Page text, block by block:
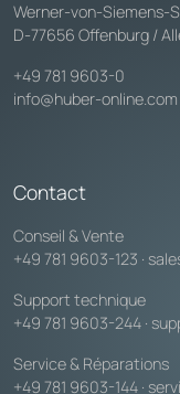
Werner-von-Siemens-
D-77656 Offenburg /
+49 781 9603-0
info@huber-online.com
Contact
Conseil & Vente
+49 781 9603-123 ·
Support technique
+49 781 9603-244 ·
Service & Réparations
+49 781 9603-144 ·